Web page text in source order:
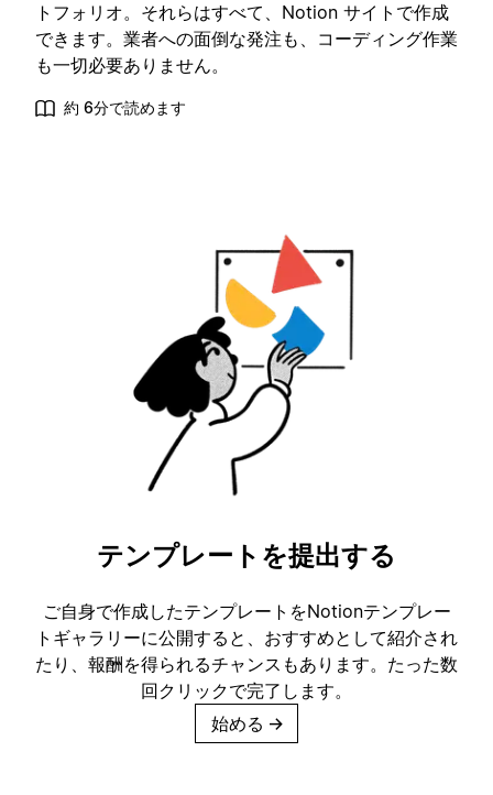
トフォリオ。それらはすべて、Notion サイトで作成
できます。業者への面倒な発注も、コーディング作業
も一切必要ありません。
約 6分で読めます
テンプレートを提出する
ご自身で作成したテンプレートをNotionテンプレー
トギャラリーに公開すると、おすすめとして紹介され
たり、報酬を得られるチャンスもあります。たった数
回クリックで完了します。
始める →